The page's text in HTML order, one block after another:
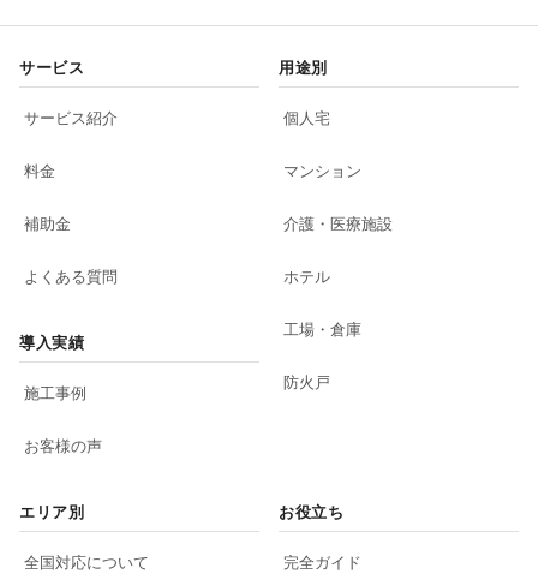
サービス
サービス紹介
料金
補助金
よくある質問
導入実績
施工事例
お客様の声
用途別
個人宅
マンション
介護・医療施設
ホテル
工場・倉庫
防火戸
エリア別
全国対応について
お役立ち
完全ガイド